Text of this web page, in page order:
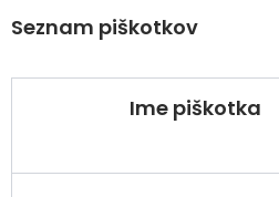
Seznam piškotkov
Ime piškotka